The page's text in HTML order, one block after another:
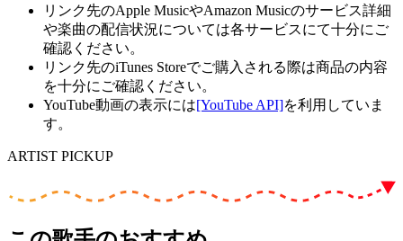
リンク先のApple MusicやAmazon Musicのサービス詳細
や楽曲の配信状況については各サービスにて十分にご
確認ください。
リンク先のiTunes Storeでご購入される際は商品の内容
を十分にご確認ください。
YouTube動画の表示には[YouTube API]を利用していま
す。
ARTIST PICKUP